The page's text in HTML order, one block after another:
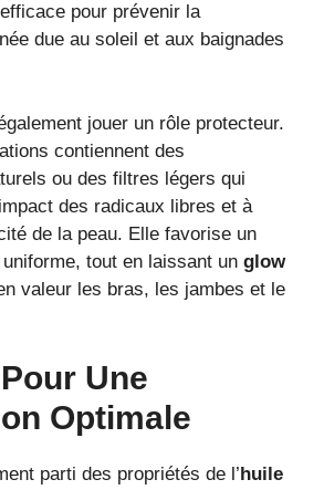
pour prévenir la
due au soleil et aux baignades
jouer un rôle protecteur.
contiennent des
ou des filtres légers qui
des radicaux libres et à
de la peau. Elle favorise un
tout en laissant un glow
valeur les bras, les jambes et le
Une
Optimale
parti des propriétés de l’ huile